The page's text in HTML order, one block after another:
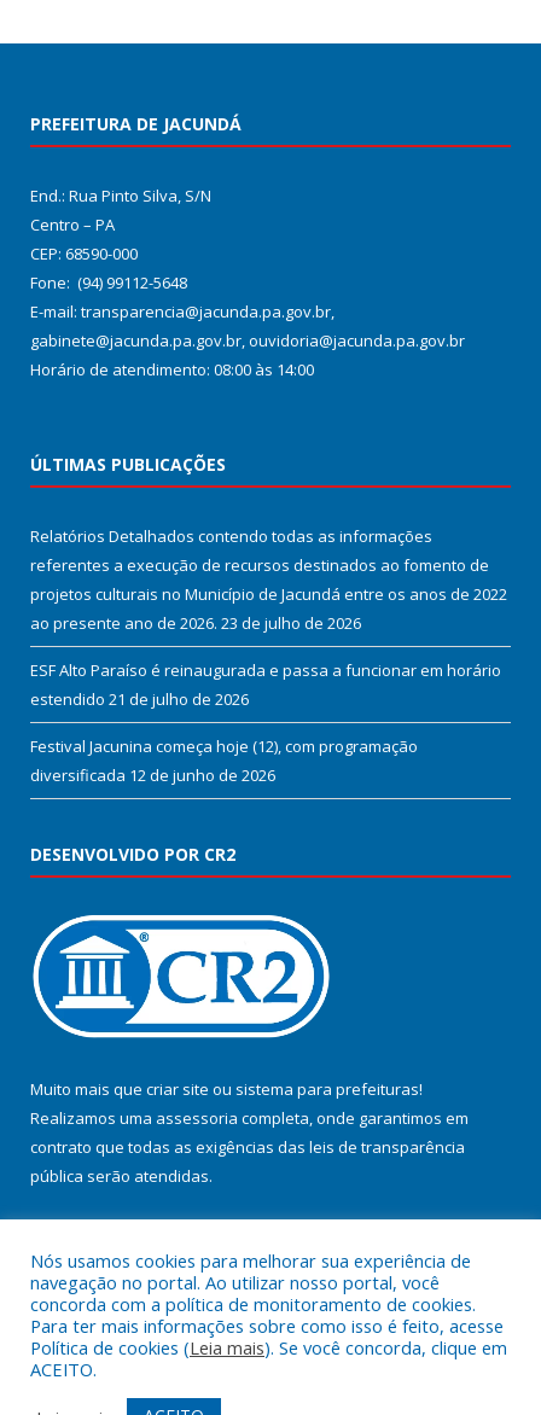
PREFEITURA DE JACUNDÁ
End.: Rua Pinto Silva, S/N
Centro – PA
CEP: 68590-000
Fone: (94) 99112-5648
E-mail: transparencia@jacunda.pa.gov.br,
gabinete@jacunda.pa.gov.br, ouvidoria@jacunda.pa.gov.br
Horário de atendimento: 08:00 às 14:00
ÚLTIMAS PUBLICAÇÕES
Relatórios Detalhados contendo todas as informações
referentes a execução de recursos destinados ao fomento de
projetos culturais no Município de Jacundá entre os anos de 2022
ao presente ano de 2026. 23 de julho de 2026
ESF Alto Paraíso é reinaugurada e passa a funcionar em horário
estendido 21 de julho de 2026
Festival Jacunina começa hoje (12), com programação
diversificada 12 de junho de 2026
DESENVOLVIDO POR CR2
Muito mais que criar site ou sistema para prefeituras!
Realizamos uma assessoria completa, onde garantimos em
contrato que todas as exigências das leis de transparência
pública serão atendidas.
Todos os direitos reservados a Prefeitura Municipal de Jacundá.
Nós usamos cookies para melhorar sua experiência de
navegação no portal. Ao utilizar nosso portal, você
concorda com a política de monitoramento de cookies.
Para ter mais informações sobre como isso é feito, acesse
Política de cookies (Leia mais). Se você concorda, clique em
ACEITO.